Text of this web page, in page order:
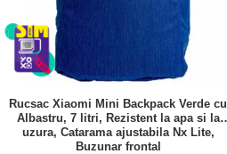
Rucsac Xiaomi Mini Backpack Verde cu
Albastru, 7 litri, Rezistent la apa si la
uzura, Catarama ajustabila Nx Lite,
Buzunar frontal